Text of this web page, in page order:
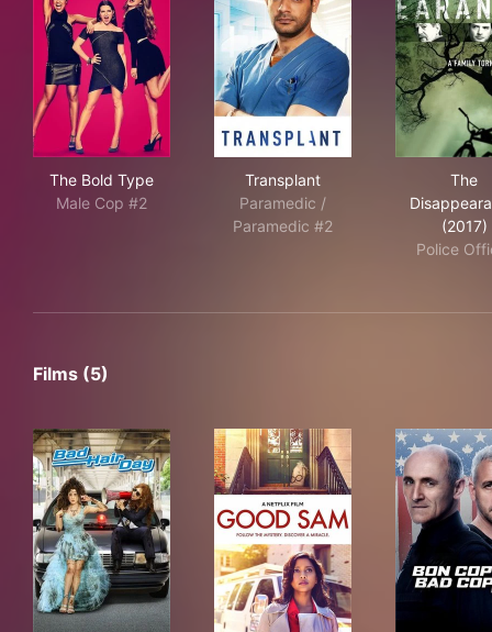
The Bold Type
Male Cop #2
Transplant
Paramedic /
Paramedic #2
The
(2017)
Police
Films (5)